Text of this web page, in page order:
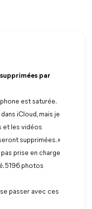
par
est saturée.
iCloud, mais je
et les vidéos
supprimées. »
prise en charge
5196 photos
passer avec ces